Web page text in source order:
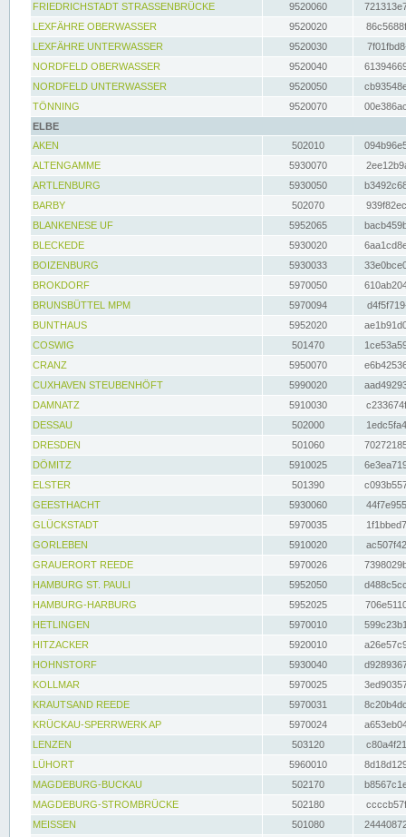
FRIEDRICHSTADT STRASSENBRÜCKE
9520060
LEXFÄHRE OBERWASSER
9520020
LEXFÄHRE UNTERWASSER
9520030
NORDFELD OBERWASSER
9520040
NORDFELD UNTERWASSER
9520050
TÖNNING
9520070
ELBE
AKEN
502010
ALTENGAMME
5930070
ARTLENBURG
5930050
BARBY
502070
BLANKENESE UF
5952065
BLECKEDE
5930020
BOIZENBURG
5930033
BROKDORF
5970050
BRUNSBÜTTEL MPM
5970094
BUNTHAUS
5952020
COSWIG
501470
CRANZ
5950070
CUXHAVEN STEUBENHÖFT
5990020
DAMNATZ
5910030
DESSAU
502000
DRESDEN
501060
DÖMITZ
5910025
ELSTER
501390
GEESTHACHT
5930060
GLÜCKSTADT
5970035
GORLEBEN
5910020
GRAUERORT REEDE
5970026
HAMBURG ST. PAULI
5952050
HAMBURG-HARBURG
5952025
HETLINGEN
5970010
HITZACKER
5920010
HOHNSTORF
5930040
KOLLMAR
5970025
KRAUTSAND REEDE
5970031
KRÜCKAU-SPERRWERK AP
5970024
LENZEN
503120
LÜHORT
5960010
MAGDEBURG-BUCKAU
502170
MAGDEBURG-STROMBRÜCKE
502180
MEISSEN
501080